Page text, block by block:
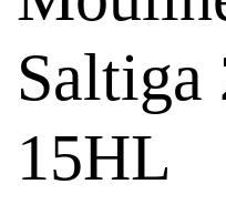
Saltiga
15HL